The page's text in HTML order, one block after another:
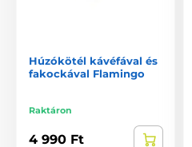
Húzókötél kávéfával és
fakockával Flamingo
Raktáron
4 990 Ft